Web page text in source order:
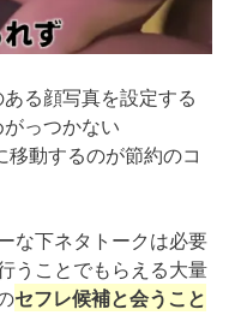
る顔写真を設定する
っつかない
動するのが節約のコ
な下ネタトークは必要
うことでもらえる大量
セフレ候補と会うこと